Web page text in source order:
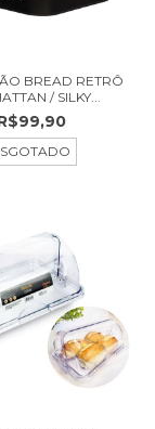
BREAD RETRÔ
/ SILKY...